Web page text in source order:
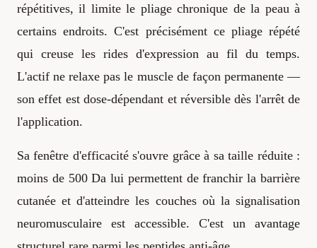
répétitives, il limite le pliage chronique de la peau à
certains endroits. C'est précisément ce pliage répété
qui creuse les rides d'expression au fil du temps.
L'actif ne relaxe pas le muscle de façon permanente —
son effet est dose-dépendant et réversible dès l'arrêt de
l'application.
Sa fenêtre d'efficacité s'ouvre grâce à sa taille réduite :
moins de 500 Da lui permettent de franchir la barrière
cutanée et d'atteindre les couches où la signalisation
neuromusculaire est accessible. C'est un avantage